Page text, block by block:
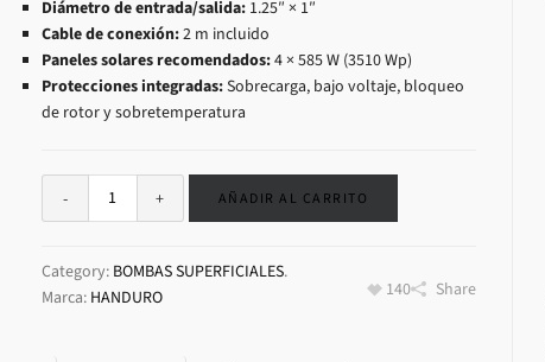
Diámetro de entrada/salida:1.25″ × 1″
Cable de conexión:2 m incluido
Paneles solares recomendados:4 × 585 W (3510 Wp)
Protecciones integradas:Sobrecarga, bajo voltaje, bloqueo
de rotor y sobretemperatura
AÑADIR AL CARRITO
Category: BOMBAS SUPERFICIALES.
140 Share
Marca: HANDURO